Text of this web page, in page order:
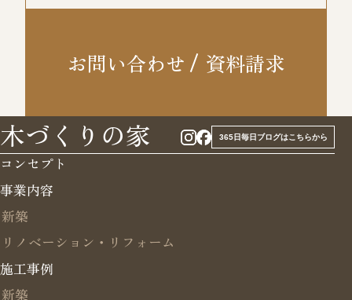
お問い合わせ 資料請求
木づくりの家 365日毎日ブログはこちらから
コンセプト
事業内容
新築
リノベーション・リフォーム
施工事例
新築